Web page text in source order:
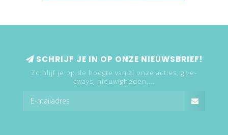
SCHRIJF JE IN OP ONZE NIEUWSBRIEF!
Zo blijf je op de hoogte van al onze acties, give-
aways, nieuwigheden,...